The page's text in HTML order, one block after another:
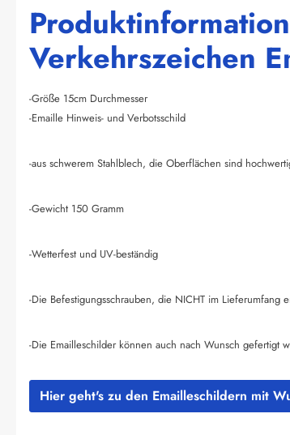
Verkehrszeichen
-Größe 15cm Durchmesser
-Emaille Hinweis- und Verbotsschild
-aus schwerem Stahlblech, die Oberflächen sind
-Gewicht 150 Gramm
-Wetterfest und UV-beständig
-Die Befestigungsschrauben, die NICHT im
-Die Emailleschilder können auch nach Wunsch gefertigt
Hier geht's zu den Emailleschildern mit